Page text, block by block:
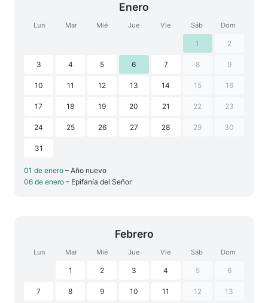
Enero
Lun Mar Mié Jue Vie Sáb Dom
1 2
3 4 5 6 7 8 9
10 11 12 13 14 15 16
17 18 19 20 21 22 23
24 25 26 27 28 29 30
31
01 de enero – Año nuevo
06 de enero – Epifanía del Señor
Febrero
Lun Mar Mié Jue Vie Sáb Dom
1 2 3 4 5 6
7 8 9 10 11 12 13